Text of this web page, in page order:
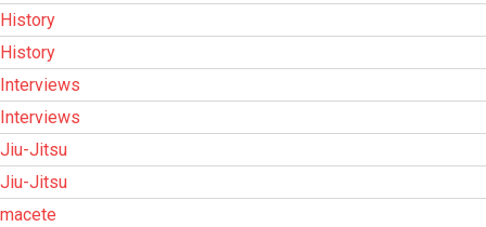
History
History
Interviews
Interviews
Jiu-Jitsu
Jiu-Jitsu
macete